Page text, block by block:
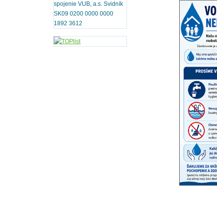
spojenie VUB, a.s. Svidník
SK09 0200 0000 0000
1892 3612